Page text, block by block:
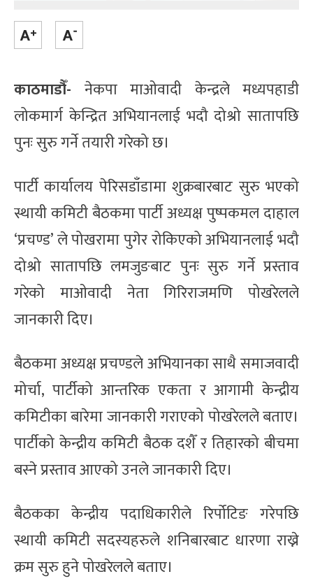
काठमाडौँ- नेकपा माओवादी केन्द्रले मध्यपहाडी
लोकमार्ग केन्द्रित अभियानलाई भदौ दोश्रो सातापछि
पुनः सुरु गर्ने तयारी गरेको छ।
पार्टी कार्यालय पेरिसडाँडामा शुक्रबारबाट सुरु भएको
स्थायी कमिटी बैठकमा पार्टी अध्यक्ष पुष्पकमल दाहाल
‘प्रचण्ड’ ले पोखरामा पुगेर रोकिएको अभियानलाई भदौ
दोश्रो सातापछि लमजुङबाट पुनः सुरु गर्ने प्रस्ताव
गरेको माओवादी नेता गिरिराजमणि पोखरेलले
जानकारी दिए।
बैठकमा अध्यक्ष प्रचण्डले अभियानका साथै समाजवादी
मोर्चा, पार्टीको आन्तरिक एकता र आगामी केन्द्रीय
कमिटीका बारेमा जानकारी गराएको पोखरेलले बताए।
पार्टीको केन्द्रीय कमिटी बैठक दशैँ र तिहारको बीचमा
बस्ने प्रस्ताव आएको उनले जानकारी दिए।
बैठकका केन्द्रीय पदाधिकारीले रिर्पोटिङ गरेपछि
स्थायी कमिटी सदस्यहरुले शनिबारबाट धारणा राख्ने
क्रम सुरु हुने पोखरेलले बताए।